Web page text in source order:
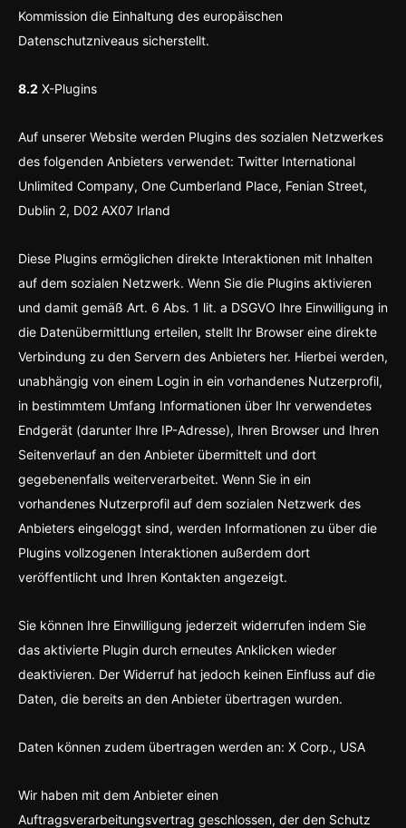
Kommission die Einhaltung des europäischen
Datenschutzniveaus sicherstellt.
8.2 X-Plugins
Auf unserer Website werden Plugins des sozialen Netzwerkes
des folgenden Anbieters verwendet: Twitter International
Unlimited Company, One Cumberland Place, Fenian Street,
Dublin 2, D02 AX07 Irland
Diese Plugins ermöglichen direkte Interaktionen mit Inhalten
auf dem sozialen Netzwerk. Wenn Sie die Plugins aktivieren
und damit gemäß Art. 6 Abs. 1 lit. a DSGVO Ihre Einwilligung in
die Datenübermittlung erteilen, stellt Ihr Browser eine direkte
Verbindung zu den Servern des Anbieters her. Hierbei werden,
unabhängig von einem Login in ein vorhandenes Nutzerprofil,
in bestimmtem Umfang Informationen über Ihr verwendetes
Endgerät (darunter Ihre IP-Adresse), Ihren Browser und Ihren
Seitenverlauf an den Anbieter übermittelt und dort
gegebenenfalls weiterverarbeitet. Wenn Sie in ein
vorhandenes Nutzerprofil auf dem sozialen Netzwerk des
Anbieters eingeloggt sind, werden Informationen zu über die
Plugins vollzogenen Interaktionen außerdem dort
veröffentlicht und Ihren Kontakten angezeigt.
Sie können Ihre Einwilligung jederzeit widerrufen indem Sie
das aktivierte Plugin durch erneutes Anklicken wieder
deaktivieren. Der Widerruf hat jedoch keinen Einfluss auf die
Daten, die bereits an den Anbieter übertragen wurden.
Daten können zudem übertragen werden an: X Corp., USA
Wir haben mit dem Anbieter einen
Auftragsverarbeitungsvertrag geschlossen, der den Schutz